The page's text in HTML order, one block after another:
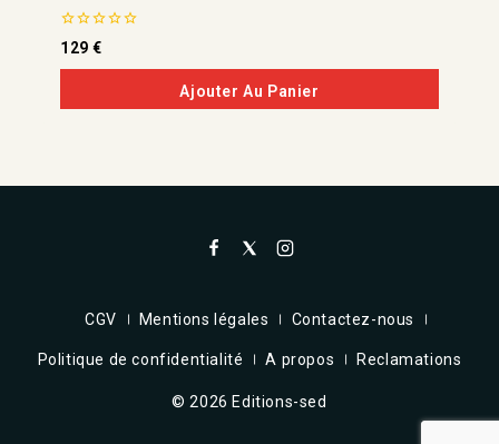
0
de
5
129€
Ajouter Au Panier
CGV Mentions légales Contactez-nous
Politique de confidentialité A propos Reclamations
© 2026 Editions-sed